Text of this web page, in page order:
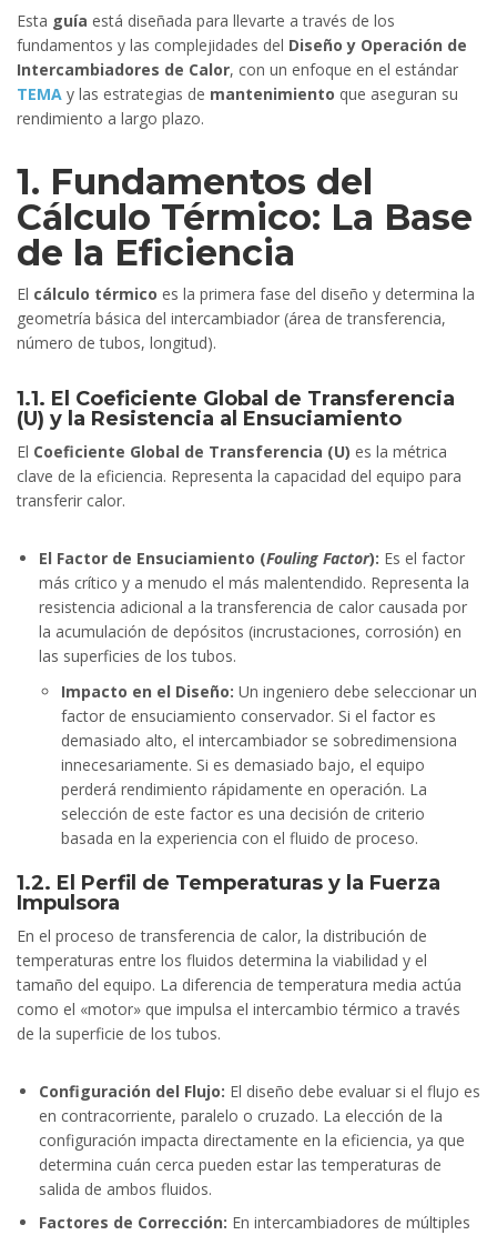
Esta guía está diseñada para llevarte a través de los
fundamentos y las complejidades del Diseño y Operación de
Intercambiadores de Calor, con un enfoque en el estándar
TEMA y las estrategias de mantenimiento que aseguran su
rendimiento a largo plazo.
1. Fundamentos del
Cálculo Térmico: La Base
de la Eficiencia
El cálculo térmico es la primera fase del diseño y determina la
geometría básica del intercambiador (área de transferencia,
número de tubos, longitud).
1.1. El Coeficiente Global de Transferencia
(U) y la Resistencia al Ensuciamiento
El Coeficiente Global de Transferencia (U) es la métrica
clave de la eficiencia. Representa la capacidad del equipo para
transferir calor.
El Factor de Ensuciamiento (Fouling Factor): Es el factor
más crítico y a menudo el más malentendido. Representa la
resistencia adicional a la transferencia de calor causada por
la acumulación de depósitos (incrustaciones, corrosión) en
las superficies de los tubos.
Impacto en el Diseño: Un ingeniero debe seleccionar un
factor de ensuciamiento conservador. Si el factor es
demasiado alto, el intercambiador se sobredimensiona
innecesariamente. Si es demasiado bajo, el equipo
perderá rendimiento rápidamente en operación. La
selección de este factor es una decisión de criterio
basada en la experiencia con el fluido de proceso.
1.2. El Perfil de Temperaturas y la Fuerza
Impulsora
En el proceso de transferencia de calor, la distribución de
temperaturas entre los fluidos determina la viabilidad y el
tamaño del equipo. La diferencia de temperatura media actúa
como el «motor» que impulsa el intercambio térmico a través
de la superficie de los tubos.
Configuración del Flujo: El diseño debe evaluar si el flujo es
en contracorriente, paralelo o cruzado. La elección de la
configuración impacta directamente en la eficiencia, ya que
determina cuán cerca pueden estar las temperaturas de
salida de ambos fluidos.
Factores de Corrección: En intercambiadores de múltiples